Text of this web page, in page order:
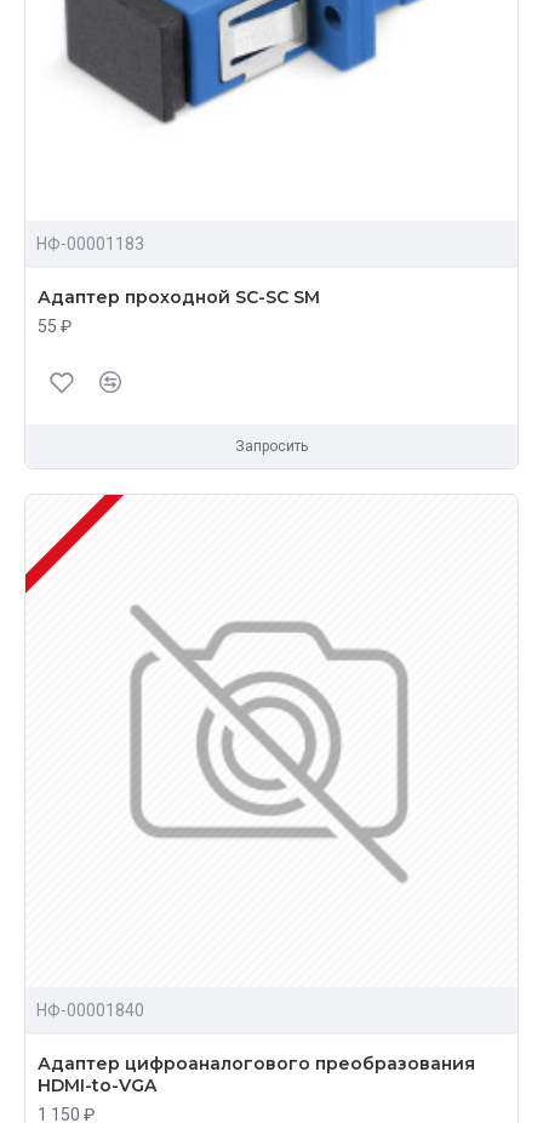
НФ-00001183
Адаптер проходной SC-SC SM
55 ₽
Запросить
НФ-00001840
Адаптер цифроаналогового преобразования
HDMI-to-VGA
1 150 ₽